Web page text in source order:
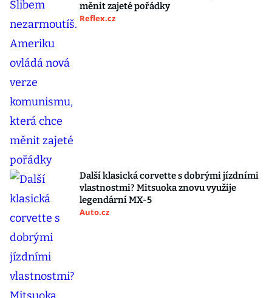
měnit zajeté pořádky
Reflex.cz
Další klasická corvette s dobrými jízdními
vlastnostmi? Mitsuoka znovu využije
legendární MX-5
Auto.cz